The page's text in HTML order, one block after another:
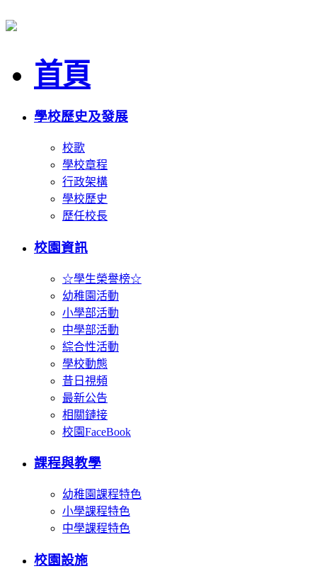
首頁
學校歷史及發展
校歌
學校章程
行政架構
學校歷史
歷任校長
校園資訊
☆學生榮譽榜☆
幼稚園活動
小學部活動
中學部活動
綜合性活動
學校動態
昔日視頻
最新公告
相關鏈接
校園FaceBook
課程與教學
幼稚園課程特色
小學課程特色
中學課程特色
校園設施